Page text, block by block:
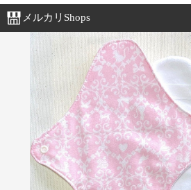
メルカリShops